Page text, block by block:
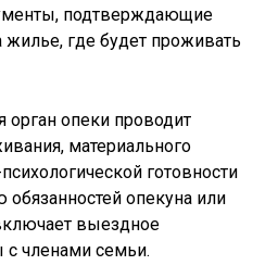
подтверждающие
жилье, где будет проживать
орган опеки проводит
материального
готовности
обязанностей опекуна или
выездное
с членами семьи.